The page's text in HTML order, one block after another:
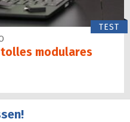
TEST
tolles modulares